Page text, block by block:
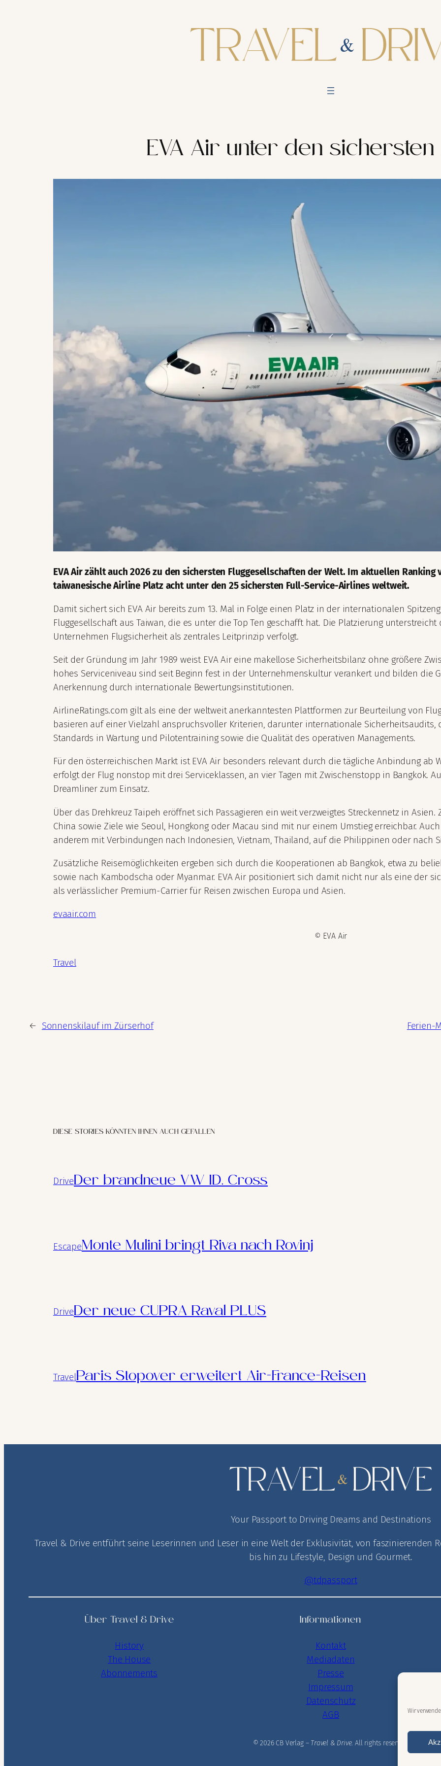
Wir
EVA Air unter den sichersten
EVA Air zählt auch 2026 zu den sichersten Fluggesellschaften der Welt. Im aktuellen
taiwanesische Airline Platz acht unter den 25 sichersten Full-Service-Airlines weltweit.
Damit sichert sich EVA Air bereits zum 13. Mal in Folge einen Platz in der internationalen
Fluggesellschaft aus Taiwan, die es unter die Top Ten geschafft hat. Die Platzierung
Unternehmen Flugsicherheit als zentrales Leitprinzip verfolgt.
Seit der Gründung im Jahr 1989 weist EVA Air eine makellose Sicherheitsbilanz ohne größere
hohes Serviceniveau sind seit Beginn fest in der Unternehmenskultur verankert und bilden die
Anerkennung durch internationale Bewertungsinstitutionen.
AirlineRatings.com gilt als eine der weltweit anerkanntesten Plattformen zur Beurteilung von
basieren auf einer Vielzahl anspruchsvoller Kriterien, darunter internationale Sicherheitsaudits,
Standards in Wartung und Pilotentraining sowie die Qualität des operativen Managements.
Für den österreichischen Markt ist EVA Air besonders relevant durch die tägliche Anbindung ab
erfolgt der Flug nonstop mit drei Serviceklassen, an vier Tagen mit Zwischenstopp in Bangkok.
Dreamliner zum Einsatz.
Über das Drehkreuz Taipeh eröffnet sich Passagieren ein weit verzweigtes Streckennetz in
China sowie Ziele wie Seoul, Hongkong oder Macau sind mit nur einem Umstieg erreichbar.
anderem mit Verbindungen nach Indonesien, Vietnam, Thailand, auf die Philippinen oder nach
Zusätzliche Reisemöglichkeiten ergeben sich durch die Kooperationen ab Bangkok, etwa zu
sowie nach Kambodscha oder Myanmar. EVA Air positioniert sich damit nicht nur als eine der
als verlässlicher Premium-Carrier für Reisen zwischen Europa und Asien.
evaair.com
© EVA Air
Travel
← Sonnenskilauf im Zürserhof Ferien-
DIESE STORIES KÖNNTEN IHNEN AUCH GEFALLEN
DriveDer brandneue VW ID. Cross
EscapeMonte Mulini bringt Riva nach Rovinj
DriveDer neue CUPRA Raval PLUS
TravelParis Stopover erweitert Air-France-Reisen
Your Passport to Driving Dreams and Destinations
Travel & Drive entführt seine Leserinnen und Leser in eine Welt der Exklusivität, von faszinierenden
bis hin zu Lifestyle, Design und Gourmet.
@tdpassport
Über Travel & Drive
History
The House
Abonnements
Informationen
Kontakt
Mediadaten
Presse
Impressum
Datenschutz
AGB
© 2026 CB Verlag – Travel & Drive. All rights reserved.